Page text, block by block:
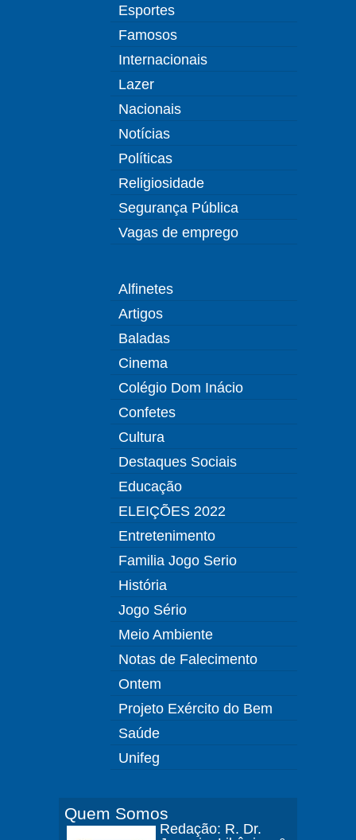
Esportes
Famosos
Internacionais
Lazer
Nacionais
Notícias
Políticas
Religiosidade
Segurança Pública
Vagas de emprego
Alfinetes
Artigos
Baladas
Cinema
Colégio Dom Inácio
Confetes
Cultura
Destaques Sociais
Educação
ELEIÇÕES 2022
Entretenimento
Familia Jogo Serio
História
Jogo Sério
Meio Ambiente
Notas de Falecimento
Ontem
Projeto Exército do Bem
Saúde
Unifeg
Quem Somos
Redação: R. Dr.